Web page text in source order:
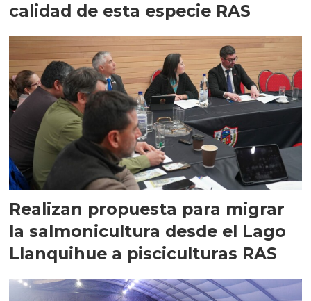
calidad de esta especie RAS
Realizan propuesta para migrar
la salmonicultura desde el Lago
Llanquihue a pisciculturas RAS